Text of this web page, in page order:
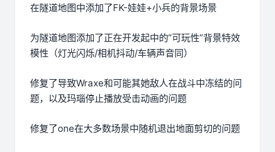
在隧道地图中添加了FK-娃娃+小兵的背景场景
为隧道地图添加了正在开发起中的”可玩性”背景特效
模性（灯光闪烁/相机抖动/车辆声音同）
修复了导致Wraxe和可能其她敌人在战斗中冻结的问
题，以及玛瑙停止播放受击动画的问题
修复了one在大多数场景中随机退出地面剪切的问题